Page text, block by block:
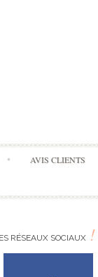
AVIS CLIENTS
RÉSEAUX SOCIAUX !